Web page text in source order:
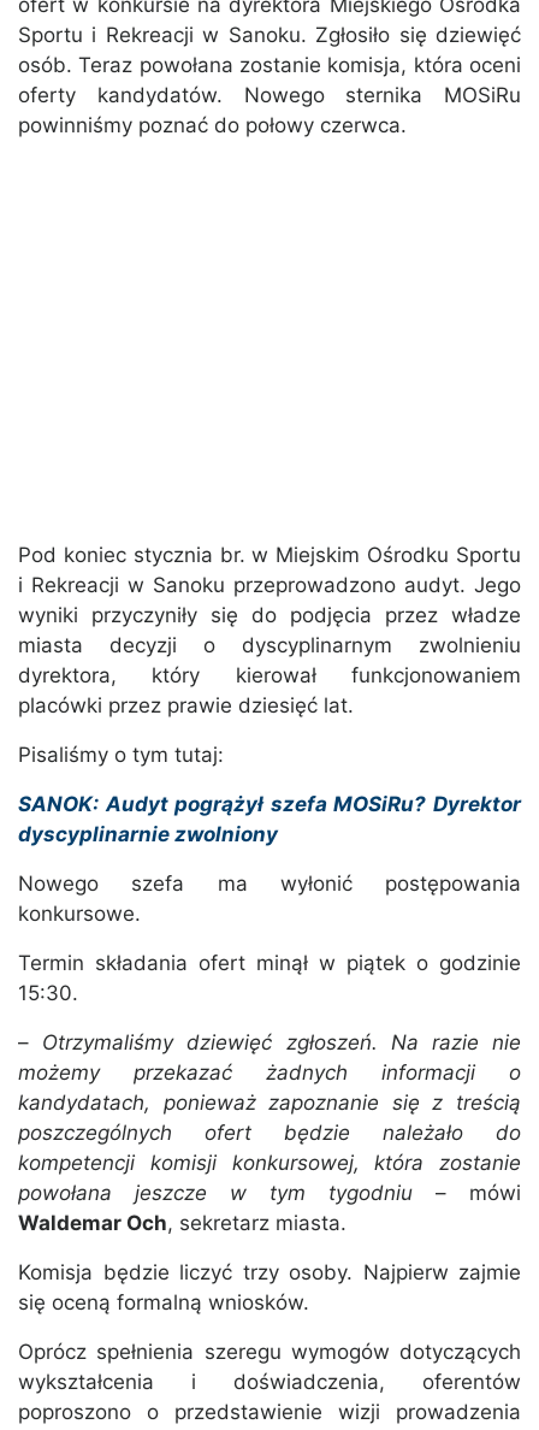
ofert w konkursie na dyrektora Miejskiego Ośrodka
Sportu i Rekreacji w Sanoku. Zgłosiło się dziewięć
osób. Teraz powołana zostanie komisja, która oceni
oferty kandydatów. Nowego sternika MOSiRu
powinniśmy poznać do połowy czerwca.
Pod koniec stycznia br. w Miejskim Ośrodku Sportu
i Rekreacji w Sanoku przeprowadzono audyt. Jego
wyniki przyczyniły się do podjęcia przez władze
miasta decyzji o dyscyplinarnym zwolnieniu
dyrektora, który kierował funkcjonowaniem
placówki przez prawie dziesięć lat.
Pisaliśmy o tym tutaj:
SANOK: Audyt pogrążył szefa MOSiRu? Dyrektor
dyscyplinarnie zwolniony
Nowego szefa ma wyłonić postępowania
konkursowe.
Termin składania ofert minął w piątek o godzinie
15:30.
– Otrzymaliśmy dziewięć zgłoszeń. Na razie nie
możemy przekazać żadnych informacji o
kandydatach, ponieważ zapoznanie się z treścią
poszczególnych ofert będzie należało do
kompetencji komisji konkursowej, która zostanie
powołana jeszcze w tym tygodniu – mówi
Waldemar Och, sekretarz miasta.
Komisja będzie liczyć trzy osoby. Najpierw zajmie
się oceną formalną wniosków.
Oprócz spełnienia szeregu wymogów dotyczących
wykształcenia i doświadczenia, oferentów
poproszono o przedstawienie wizji prowadzenia